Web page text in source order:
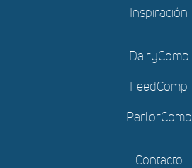
Inspiración
DairyComp
FeedComp
ParlorComp
Contacto